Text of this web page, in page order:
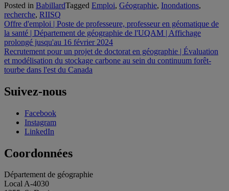
Posted in BabillardTagged Emploi, Géographie, Inondations,
recherche, RIISQ
Navigation
de
l'article
Offre d'emploi | Poste de professeure, professeur en géomatique de
la santé | Département de géographie de l'UQAM | Affichage
prolongé jusqu'au 16 février 2024
Recrutement pour un projet de doctorat en géographie | Évaluation
et modélisation du stockage carbone au sein du continuum forêt-
tourbe dans l'est du Canada
Suivez-nous
Facebook
Instagram
LinkedIn
Coordonnées
Département de géographie
Local A-4030